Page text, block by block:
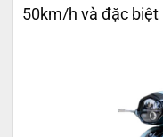
50km/h và đặc